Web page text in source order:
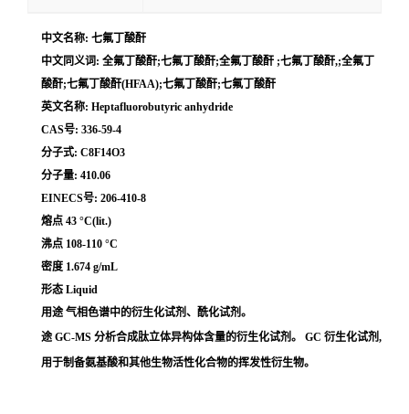
中文名称: 七氟丁酸酐
中文同义词: 全氟丁酸酐;七氟丁酸酐;全氟丁酸酐 ;七氟丁酸酐,;全氟丁
酸酐;七氟丁酸酐(HFAA);七氟丁酸酐;七氟丁酸酐
英文名称: Heptafluorobutyric anhydride
CAS号: 336-59-4
分子式: C8F14O3
分子量: 410.06
EINECS号: 206-410-8
熔点 43 °C(lit.)
沸点 108-110 °C
密度 1.674 g/mL
形态 Liquid
用途 气相色谱中的衍生化试剂、酰化试剂。
途 GC-MS 分析合成肽立体异构体含量的衍生化试剂。 GC 衍生化试剂,
用于制备氨基酸和其他生物活性化合物的挥发性衍生物。